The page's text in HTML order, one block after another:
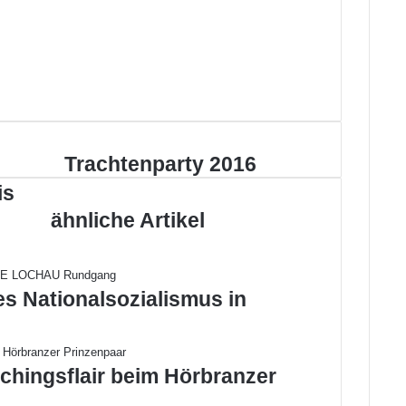
T
r
c
e
n
r
t
y
Trachtenparty 2016
ähnliche Artikel
Nationalsozialismus in
beim Hörbranzer